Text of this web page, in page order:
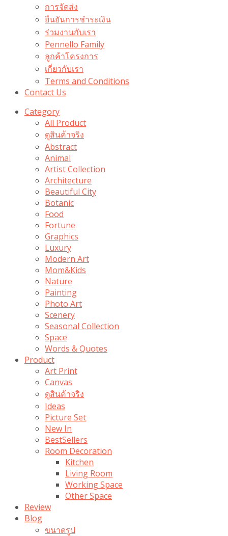
การจัดส่ง
ยืนยันการชำระเงิน
ร่วมงานกับเรา
Pennello Family
ลูกค้าโครงการ
เกี่ยวกับเรา
Terms and Conditions
Contact Us
Category
All Product
ดูสินค้าจริง
Abstract
Animal
Artist Collection
Architecture
Beautiful City
Botanic
Food
Fortune
Graphics
Luxury
Modern Art
Mom&Kids
Nature
Painting
Photo Art
Scenery
Seasonal Collection
Space
Words & Quotes
Product
Art Print
Canvas
ดูสินค้าจริง
Ideas
Picture Set
New In
BestSellers
Room Decoration
Kitchen
Living Room
Working Space
Other Space
Review
Blog
ขนาดรูป